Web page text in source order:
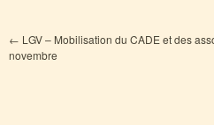
← LGV – Mobilisation du CADE et des
novembre